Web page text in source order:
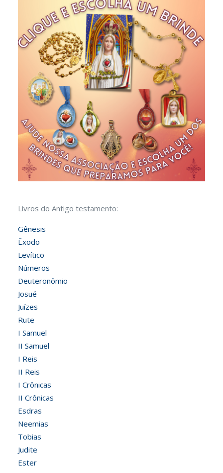
Livros do Antigo testamento:
Gênesis
Êxodo
Levítico
Números
Deuteronômio
Josué
Juízes
Rute
I Samuel
II Samuel
I Reis
II Reis
I Crônicas
II Crônicas
Esdras
Neemias
Tobias
Judite
Ester